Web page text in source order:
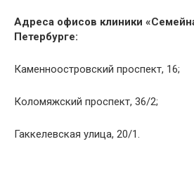
Адреса офисов клиники
Петербурге:
Каменноостровский проспект, 16;
Коломяжский проспект, 36/2;
Гаккелевская улица, 20/1.